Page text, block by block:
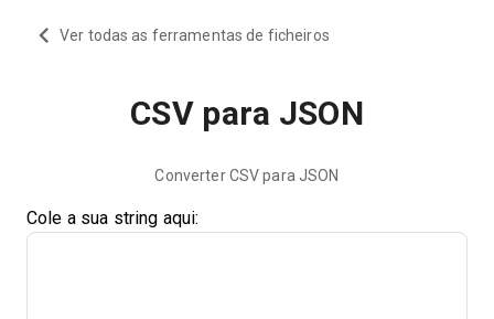
Ver todas as ferramentas de ficheiros
CSV para JSON
Converter CSV para JSON
Cole a sua string aqui: